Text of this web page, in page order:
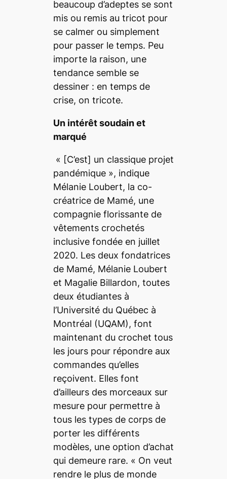
beaucoup d’adeptes se sont
mis ou remis au tricot pour
se calmer ou simplement
pour passer le temps. Peu
importe la raison, une
tendance semble se
dessiner : en temps de
crise, on tricote.
Un intérêt soudain et
marqué
« [C’est] un classique projet
pandémique », indique
Mélanie Loubert, la co-
créatrice de Mamé, une
compagnie florissante de
vêtements crochetés
inclusive fondée en juillet
2020. Les deux fondatrices
de Mamé, Mélanie Loubert
et Magalie Billardon, toutes
deux étudiantes à
l’Université du Québec à
Montréal (UQAM), font
maintenant du crochet tous
les jours pour répondre aux
commandes qu’elles
reçoivent. Elles font
d’ailleurs des morceaux sur
mesure pour permettre à
tous les types de corps de
porter les différents
modèles, une option d’achat
qui demeure rare. « On veut
rendre le plus de monde